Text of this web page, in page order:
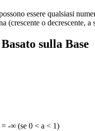
essere qualsiasi
(crescente o decrescente, a
sulla Base
-∞ (se 0 < a < 1)